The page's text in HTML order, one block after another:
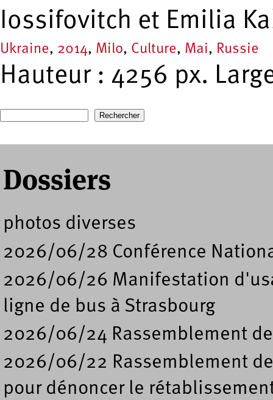
Iossifovitch et Emilia
Ukraine, 2014, Milo, Culture, Mai, Russie
Hauteur : 4256 px.
Formulaire de recherche
Dossiers
photos diverses
2026/06/28 Conférence
2026/06/26 Manifestation
ligne de bus à Strasbourg
2026/06/24 Rassemblement
2026/06/22 Rassemblement
pour dénoncer le